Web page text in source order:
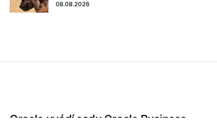
08.08.2026
Oracle uvádí sadu Oracle Business